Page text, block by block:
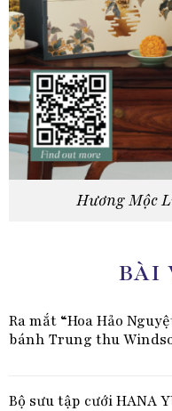
Hương Mộc
BÀI
Ra mắt “Hoa Hảo
bánh Trung thu
Bộ sưu tập cưới HANA